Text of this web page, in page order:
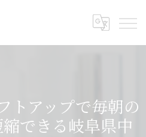
トアップで毎朝の
できる岐阜県中